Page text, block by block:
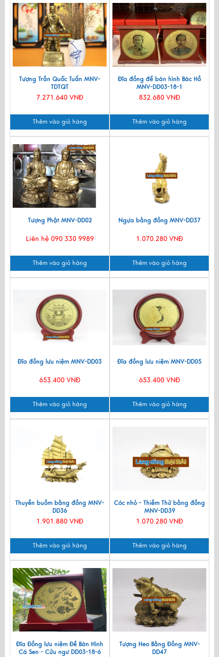
Tượng Trần Quốc Tuấn MNV-
TDTQT
7.271.640 VNĐ
Thêm vào giỏ hàng
Đĩa đồng để bàn hình Bác Hồ
MNV-DD03-18-1
832.680 VNĐ
Thêm vào giỏ hàng
Tượng Phật MNV-DD02
Liên hệ 090 330 9989
Thêm vào giỏ hàng
Ngựa bằng đồng MNV-DD37
1.070.280 VNĐ
Thêm vào giỏ hàng
Đĩa đồng lưu niệm MNV-DD03
653.400 VNĐ
Thêm vào giỏ hàng
Đĩa đồng lưu niệm MNV-DD05
653.400 VNĐ
Thêm vào giỏ hàng
Thuyền buồm bằng đồng MNV-
DD36
1.901.880 VNĐ
Thêm vào giỏ hàng
Cóc nhỏ - Thiềm Thừ bằng đồng
MNV-DD39
1.070.280 VNĐ
Thêm vào giỏ hàng
Đĩa Đồng lưu niệm Để Bàn Hình
Cá Sen - Cửu ngư DD03-18-6
Tượng Heo Bằng Đồng MNV-
DD47